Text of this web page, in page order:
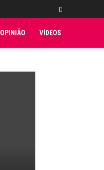
OPINIÃO VÍDEOS